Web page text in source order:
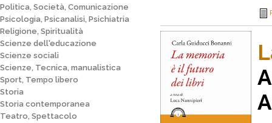
Politica, Società, Comunicazione
Psicologia, Psicanalisi, Psichiatria
Religione, Spiritualità
Scienze dell'educazione
Scienze sociali
Scienze, Tecnica, manualistica
Sport, Tempo libero
Storia
Storia contemporanea
Teatro, Spettacolo